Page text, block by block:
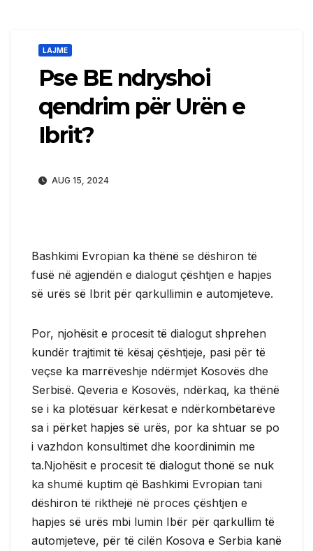
LAJME
Pse BE ndryshoi
qendrim për Urën e
Ibrit?
AUG 15, 2024
Bashkimi Evropian ka thënë se dëshiron të
fusë në agjendën e dialogut çështjen e hapjes
së urës së Ibrit për qarkullimin e automjeteve.
Por, njohësit e procesit të dialogut shprehen
kundër trajtimit të kësaj çështjeje, pasi për të
veçse ka marrëveshje ndërmjet Kosovës dhe
Serbisë. Qeveria e Kosovës, ndërkaq, ka thënë
se i ka plotësuar kërkesat e ndërkombëtarëve
sa i përket hapjes së urës, por ka shtuar se po
i vazhdon konsultimet dhe koordinimin me
ta.Njohësit e procesit të dialogut thonë se nuk
ka shumë kuptim që Bashkimi Evropian tani
dëshiron të rikthejë në proces çështjen e
hapjes së urës mbi lumin Ibër për qarkullim të
automjeteve, për të cilën Kosova e Serbia kanë